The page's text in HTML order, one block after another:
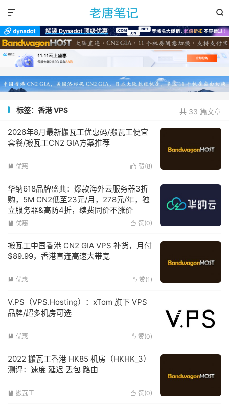


共 33 篇文章
标签：香港 VPS
2026年8月最新搬瓦工优惠码/搬瓦工便宜
套餐/搬瓦工CN2 GIA方案推荐
 赞(8)
 优惠
华纳618品牌盛典：爆款海外云服务器3折
购，5M CN2低至23元/月，278元/年，独
立服务器&高防4折，续费同价不涨价
 赞(0)
 优惠
搬瓦工中国香港 CN2 GIA VPS 补货，月付
$89.99，香港直连高速大带宽
 赞(1 )
 优惠
V.PS（VPS.Hosting）：xTom 旗下 VPS
品牌/超多机房可选
 赞(0)
 优惠
2022 搬瓦工香港 HK85 机房（HKHK_3）
测评：速度 延迟 丢包 路由
 赞(0)
 搬瓦工